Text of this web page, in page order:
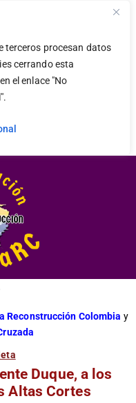
terceros procesan datos
cerrando esta
el enlace "No
Reconstrucción Colombia y
Duque, a los
Altas Cortes